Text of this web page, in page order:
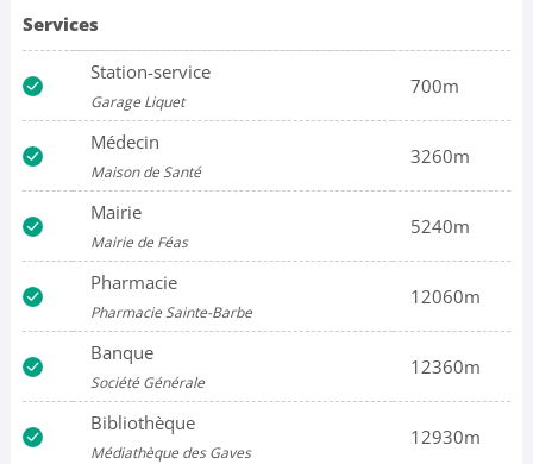
Services
Station-service
Garage Liquet
700m
Médecin
Maison de Santé
3260m
Mairie
Mairie de Féas
5240m
Pharmacie
Pharmacie Sainte-Barbe
12060m
Banque
Société Générale
12360m
Bibliothèque
Médiathèque des Gaves
12930m